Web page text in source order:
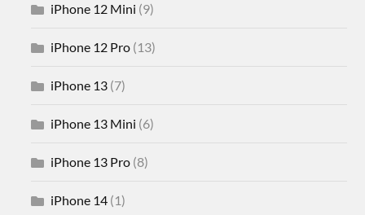
iPhone 12 Mini (9)
iPhone 12 Pro (13)
iPhone 13 (7)
iPhone 13 Mini (6)
iPhone 13 Pro (8)
iPhone 14 (1)